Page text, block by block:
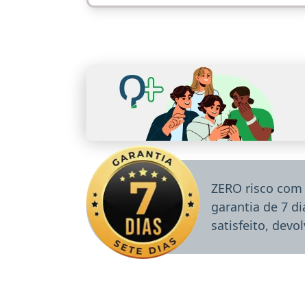
ZERO risco
garantia de 7
satisfeito,